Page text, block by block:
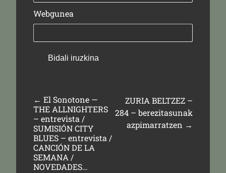
Webgunea
← El Sonotone —
THE ALLNIGHTERS
– entrevista /
SUMISIÓN CITY
BLUES – entrevista /
CANCIÓN DE LA
SEMANA /
NOVEDADES…
ZURIA BELTZEZ –
284 – berezitasunak
azpimarratzen →